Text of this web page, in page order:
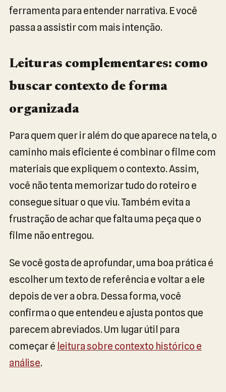
ferramenta para entender narrativa. E você
passa a assistir com mais intenção.
Leituras complementares: como
buscar contexto de forma
organizada
Para quem quer ir além do que aparece na tela, o
caminho mais eficiente é combinar o filme com
materiais que expliquem o contexto. Assim,
você não tenta memorizar tudo do roteiro e
consegue situar o que viu. Também evita a
frustração de achar que falta uma peça que o
filme não entregou.
Se você gosta de aprofundar, uma boa prática é
escolher um texto de referência e voltar a ele
depois de ver a obra. Dessa forma, você
confirma o que entendeu e ajusta pontos que
parecem abreviados. Um lugar útil para
começar é leitura sobre contexto histórico e
análise.